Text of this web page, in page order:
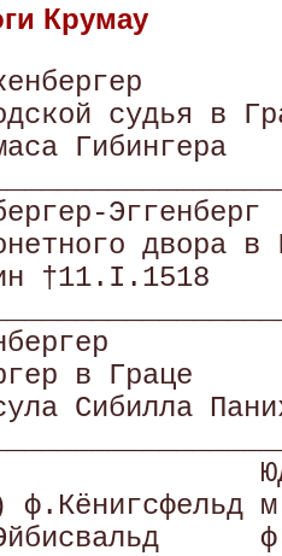
Крумау
судья в
Гибингера
монетного
ф.Паин
Урсула